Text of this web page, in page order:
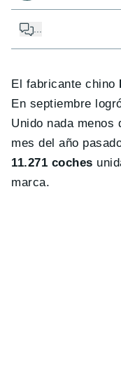
...
El fabricante chino
En septiembre
Unido nada menos
mes del año
11.271 coches
marca.